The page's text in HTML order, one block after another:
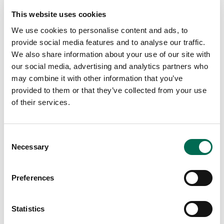
This website uses cookies
We use cookies to personalise content and ads, to
provide social media features and to analyse our traffic.
We also share information about your use of our site with
our social media, advertising and analytics partners who
may combine it with other information that you’ve
provided to them or that they’ve collected from your use
of their services.
Selection
Necessary
Preferences
Statistics
Chef's Cut
NextGen Flexifärs
Fler Chef`s cut-recept